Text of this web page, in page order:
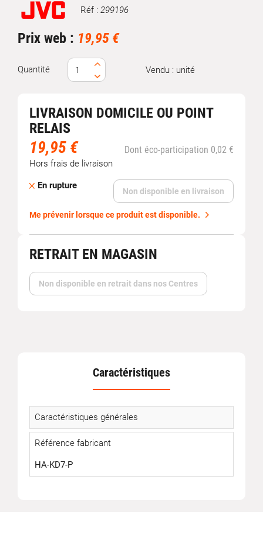
Marque Réf : 299196
Prix web : 19,95 €
Quantité Vendu : unité
LIVRAISON DOMICILE OU POINT
RELAIS
19,95 € Dont éco-participation 0,02 €
Hors frais de livraison
En rupture
Non disponible en livraison
Me prévenir lorsque ce produit est disponible.
RETRAIT EN MAGASIN
Non disponible en retrait dans nos Centres
Caractéristiques
Caractéristiques générales
Référence fabricant
HA-KD7-P